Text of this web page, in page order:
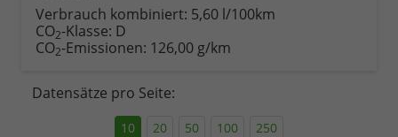
Verbrauch kombiniert: 5,60 l/100km
CO2-Klasse: D
CO2-Emissionen: 126,00 g/km
Datensätze pro Seite:
10 20 50 100 250